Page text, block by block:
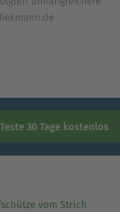
Teste 30 Tage kostenlos
vom Strich